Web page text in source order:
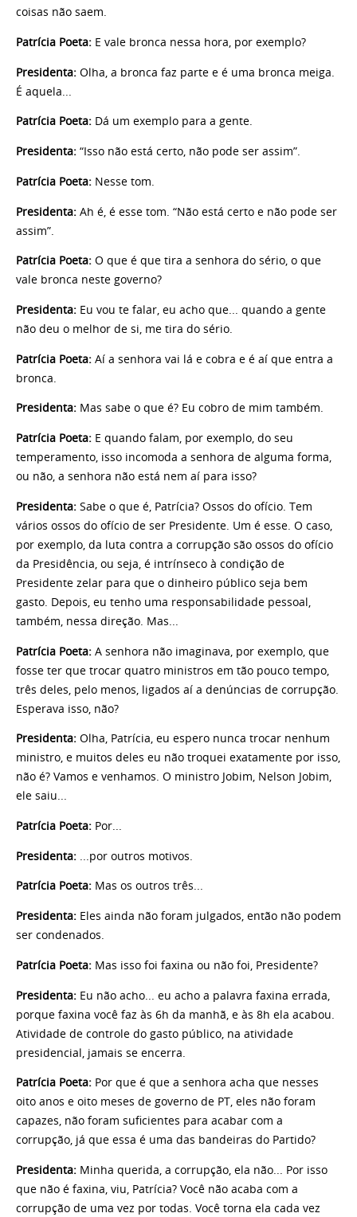
coisas não saem.
Patrícia Poeta: E vale bronca nessa hora, por exemplo?
Presidenta: Olha, a bronca faz parte e é uma bronca meiga.
É aquela...
Patrícia Poeta: Dá um exemplo para a gente.
Presidenta: “Isso não está certo, não pode ser assim”.
Patrícia Poeta: Nesse tom.
Presidenta: Ah é, é esse tom. “Não está certo e não pode ser
assim”.
Patrícia Poeta: O que é que tira a senhora do sério, o que
vale bronca neste governo?
Presidenta: Eu vou te falar, eu acho que... quando a gente
não deu o melhor de si, me tira do sério.
Patrícia Poeta: Aí a senhora vai lá e cobra e é aí que entra a
bronca.
Presidenta: Mas sabe o que é? Eu cobro de mim também.
Patrícia Poeta: E quando falam, por exemplo, do seu
temperamento, isso incomoda a senhora de alguma forma,
ou não, a senhora não está nem aí para isso?
Presidenta: Sabe o que é, Patrícia? Ossos do ofício. Tem
vários ossos do ofício de ser Presidente. Um é esse. O caso,
por exemplo, da luta contra a corrupção são ossos do ofício
da Presidência, ou seja, é intrínseco à condição de
Presidente zelar para que o dinheiro público seja bem
gasto. Depois, eu tenho uma responsabilidade pessoal,
também, nessa direção. Mas...
Patrícia Poeta: A senhora não imaginava, por exemplo, que
fosse ter que trocar quatro ministros em tão pouco tempo,
três deles, pelo menos, ligados aí a denúncias de corrupção.
Esperava isso, não?
Presidenta: Olha, Patrícia, eu espero nunca trocar nenhum
ministro, e muitos deles eu não troquei exatamente por isso,
não é? Vamos e venhamos. O ministro Jobim, Nelson Jobim,
ele saiu...
Patrícia Poeta: Por...
Presidenta: ...por outros motivos.
Patrícia Poeta: Mas os outros três...
Presidenta: Eles ainda não foram julgados, então não podem
ser condenados.
Patrícia Poeta: Mas isso foi faxina ou não foi, Presidente?
Presidenta: Eu não acho... eu acho a palavra faxina errada,
porque faxina você faz às 6h da manhã, e às 8h ela acabou.
Atividade de controle do gasto público, na atividade
presidencial, jamais se encerra.
Patrícia Poeta: Por que é que a senhora acha que nesses
oito anos e oito meses de governo de PT, eles não foram
capazes, não foram suficientes para acabar com a
corrupção, já que essa é uma das bandeiras do Partido?
Presidenta: Minha querida, a corrupção, ela não... Por isso
que não é faxina, viu, Patrícia? Você não acaba com a
corrupção de uma vez por todas. Você torna ela cada vez